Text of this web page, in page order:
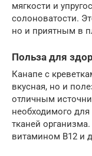
мягкости и
солоноватости.
но и приятным в
Польза для
Канапе с
вкусная, но и
отличным
необходимого для
тканей
витамином B12 и